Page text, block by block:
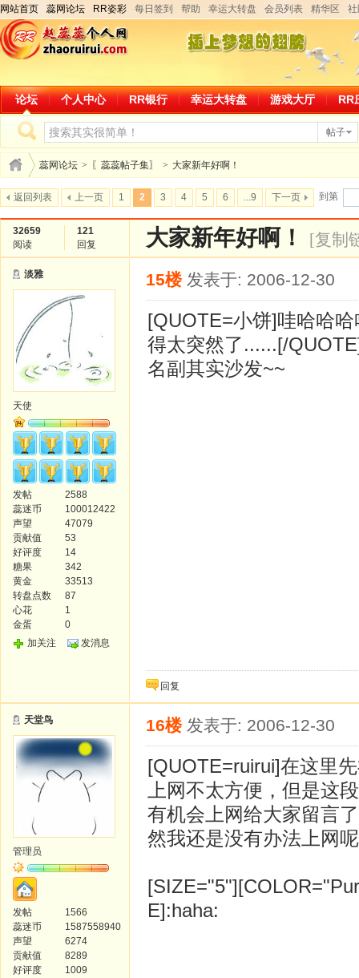
网站首页 蕊网论坛 RR姿彩 每日签到 帮助 幸运大转盘 会员列表 精华区
论坛 个人中心 RR银行 幸运大转盘 游戏大厅 RR
帖子
蕊网论坛 > 〖蕊蕊帖子集〗 > 大家新年好啊！
返回列表 上一页 1 2 3 4 5 6 ...9 下一页 到第
32659
阅读
121
回复
大家新年好啊！ [复制
淡雅
天使
发帖
2588
蕊迷币
100012422
声望
47079
贡献值
53
好评度
14
糖果
342
黄金
33513
转盘点数
87
心花
1
金蛋
0
加关注
发消息
15楼 发表于: 2006-12-30
[QUOTE=小饼]哇哈哈
得太突然了......[/
名副其实沙发~~
回复
天堂鸟
管理员
发帖
1566
蕊迷币
1587558940
声望
6274
贡献值
8289
好评度
1009
16楼 发表于: 2006-12-30
[QUOTE=ruirui]在这里
上网不太方便，但是这
有机会上网给大家留言
然我还是没有办法上网
E]:haha: